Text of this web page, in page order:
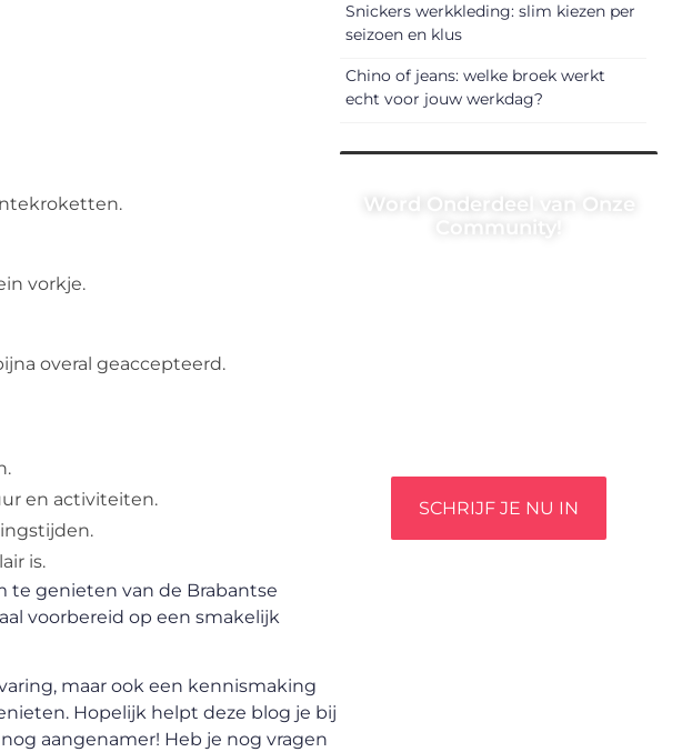
vorkje.
overal geaccepteerd.
en activiteiten.
is.
te genieten van de Brabantse
voorbereid op een smakelijk
maar ook een kennismaking
Hopelijk helpt deze blog je bij
aangenamer! Heb je nog vragen
Snickers werkkleding: slim kiezen per
seizoen en klus
Chino of jeans: welke broek werkt
echt voor jouw werkdag?
Word Onderdeel van Onze
Community!
SCHRIJF JE NU IN